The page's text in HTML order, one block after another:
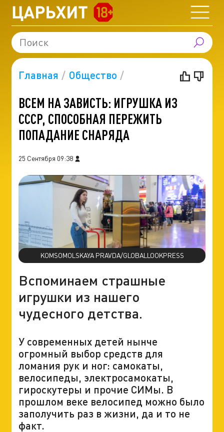
Главная Общество
ВСЕМ НА ЗАВИСТЬ: ИГРУШКА ИЗ
СССР, СПОСОБНАЯ ПЕРЕЖИТЬ
ПОПАДАНИЕ СНАРЯДА
25 Сентября 09:38
KOMSOMOLSKAYA PRAVDA/GLOBALLOOKPRESS
Вспоминаем страшные
игрушки из нашего
чудесного детства.
У современных детей нынче
огромный выбор средств для
ломания рук и ног: самокаты,
велосипеды, электросамокаты,
гироскутеры и прочие СИМы. В
прошлом веке велосипед можно было
заполучить раз в жизни, да и то не
факт.